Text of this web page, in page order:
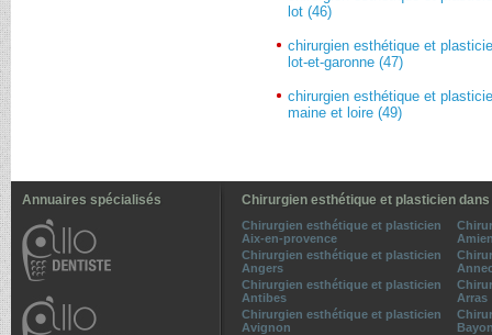
lot (46)
chirurgien esthétique et
lot-et-garonne (47)
chirurgien esthétique et
maine et loire (49)
Annuaires spécialisés Chirurgien esthétique et plasticien
Chirurgien esthétique et plasticien
Aix-en-provence
Chirurgien esthétique et plasticien
Angers
Chirurgien esthétique et plasticien
Antibes
Arras
Chirurgien esthétique et plasticien
Avignon